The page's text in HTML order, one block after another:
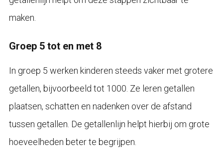
maken.
Groep 5 tot en met 8
In groep 5 werken kinderen steeds vaker met grotere
getallen, bijvoorbeeld tot 1000. Ze leren getallen
plaatsen, schatten en nadenken over de afstand
tussen getallen. De getallenlijn helpt hierbij om grote
hoeveelheden beter te begrijpen.